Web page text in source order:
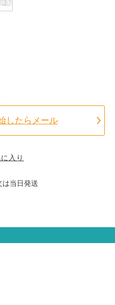
スト
したらメール
入り
当日発送